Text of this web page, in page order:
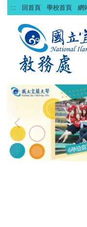
跳
到
::: 回首頁 學校首頁 網